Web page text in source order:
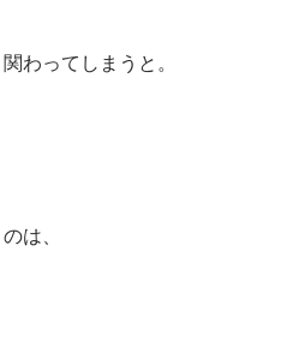
わってしまうと。
は、